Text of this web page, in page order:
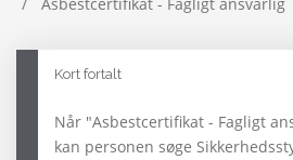
Asbestcertifikat - Fagligt ansvarlig
Kort fortalt
Når "Asbestcertifikat - Fagligt
kan personen søge